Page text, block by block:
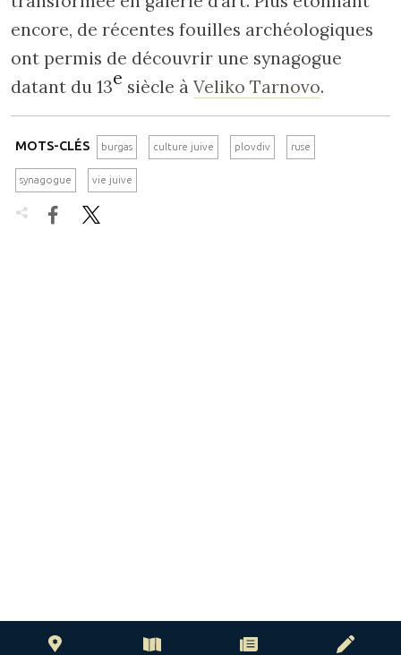
encore, de récentes fouilles archéologiques
ont permis de découvrir une synagogue
datant du 13e siècle à Veliko Tarnovo.
MOTS-CLÉS burgas culture juive plovdiv ruse
synagogue vie juive
 